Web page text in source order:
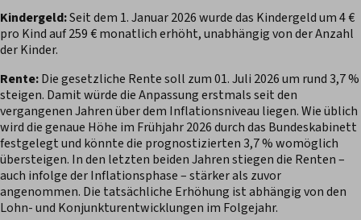
Kindergeld:Seit dem 1. Januar 2026 wurde das Kindergeld um 4 €
pro Kind auf 259 € monatlich erhöht, unabhängig von der Anzahl
der Kinder.
Rente:Die gesetzliche Rente soll zum 01. Juli 2026 um rund 3,7 %
steigen. Damit würde die Anpassung erstmals seit den
vergangenen Jahren über dem Inflationsniveau liegen. Wie üblich
wird die genaue Höhe im Frühjahr 2026 durch das Bundeskabinett
festgelegt und könnte die prognostizierten 3,7 % womöglich
übersteigen. In den letzten beiden Jahren stiegen die Renten –
auch infolge der Inflationsphase – stärker als zuvor
angenommen. Die tatsächliche Erhöhung ist abhängig von den
Lohn- und Konjunkturentwicklungen im Folgejahr.